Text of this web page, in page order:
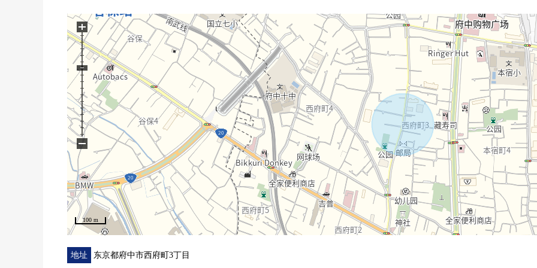
・用所有房间2面采光，阳光、通风良好
・明亮地有开放感觉的约18.6张塌塌米LDK
・培养交流的客厅楼梯
▼设备
・与家族的会话兴奋起来的开放式组合厨房
・内装净水器
・宽敞的1坪类型的浴室单元
・便于洗发水以及打扫的有淋浴的盥洗台
・1.2楼厕所设置
・附带TV监视器的内部对讲机
・在绝热性杰出的复数层玻璃
▼周边环境
・超市、公园、小学不久容易渡过的居住环境
- 峰会商店府中西原商店约620m
- 西府町公园约140m
100 m
+
−
地址 东京都府中市西府町3丁目